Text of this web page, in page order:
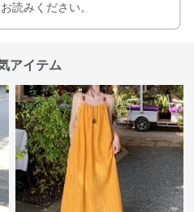
読みください。
アイテム